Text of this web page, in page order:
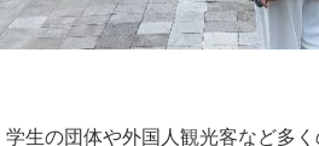
生の団体や外国人観光客など多